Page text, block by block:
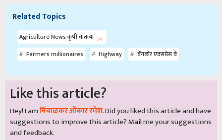
Related Topics
Agriculture News कृषी बातम्या
Farmers millionaires
Highway बेंगलोर एक्सप्रेस वे
Like this article?
Hey! I amनिंबाळकर ओंकार रमेश. Did you liked this article and have
suggestions to improve this article?Mailme your suggestions
and feedback.